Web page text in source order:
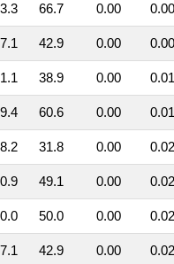
66.7 0.00 0.00
42.9 0.00 0.00
38.9 0.00 0.01
60.6 0.00 0.01
31.8 0.00 0.02
49.1 0.00 0.02
50.0 0.00 0.02
42.9 0.00 0.02